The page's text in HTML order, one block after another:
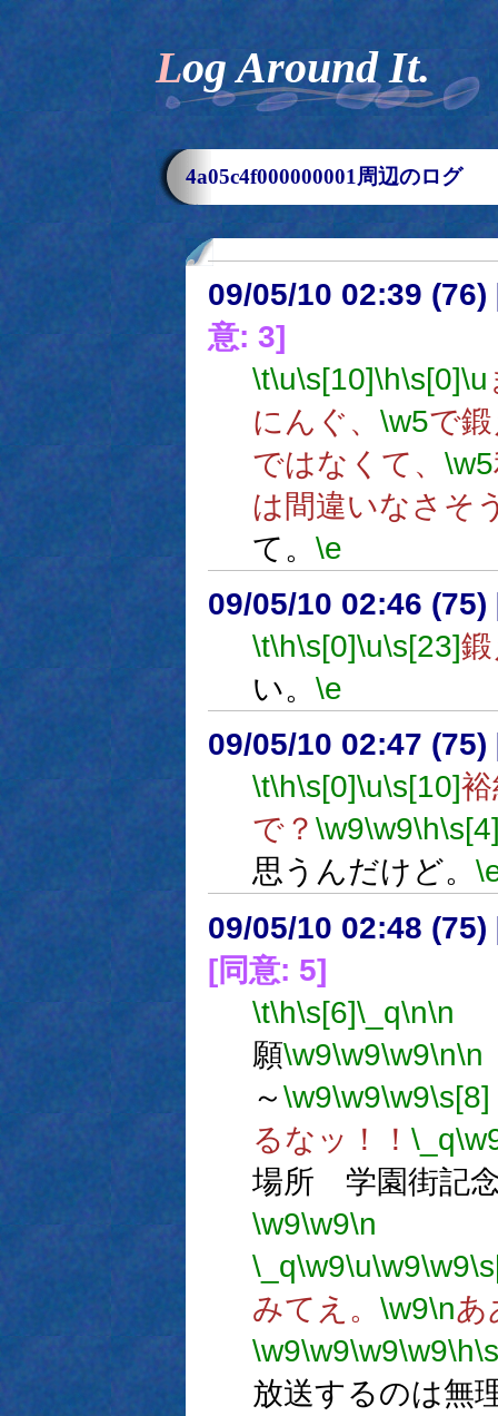
Log Around It.
4a05c4f000000001周辺のログ
09/05/10 02:39 (76)
意: 3]
\t\u\s[10]\h\s[0]\u
にんぐ、 \w5で
ではなくて、 \w5
は間違いなさそ
て。 \e
09/05/10 02:46 (75)
\t\h\s[0]\u\s[23]
い。 \e
09/05/10 02:47 (75)
\t\h\s[0]\u\s[10]
で？ \w9\w9\h
思うんだけど。
09/05/10 02:48 (75)
[同意: 5]
\t\h\s[6]\_q\n\n
願\w9\w9\w9\n\n
～\w9\w9\w9\s[8]
るなッ！！ \_q
場所 学園街記
\w9\w9\n
\_q\w9\u\w9\w9
みてえ。 \w9\nあ
\w9\w9\w9\w9\h
放送するのは無